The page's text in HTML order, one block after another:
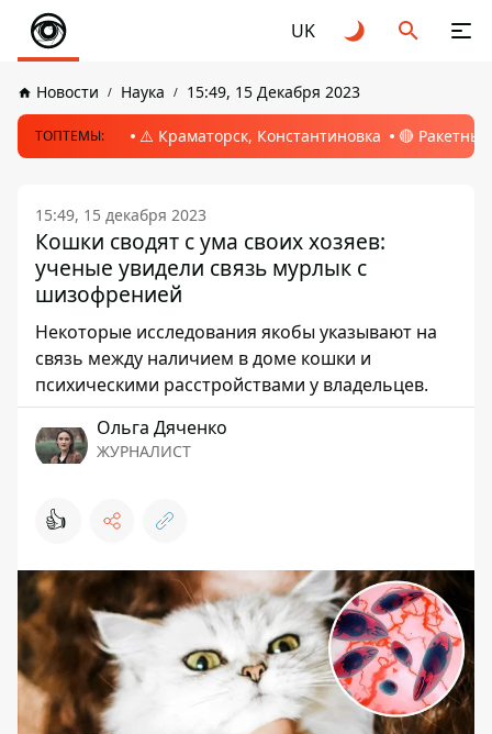
UK
Новости Наука 15:49, 15 Декабря 2023
ТОПТЕМЫ: ⚠️ Краматорск, Константиновка 🔴
15:49, 15 декабря 2023
Кошки сводят с ума своих хозяев:
ученые увидели связь мурлык с
шизофренией
Некоторые исследования якобы указывают на
связь между наличием в доме кошки и
психическими расстройствами у владельцев.
Ольга Дяченко
ЖУРНАЛИСТ
👍